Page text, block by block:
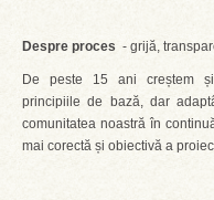
Despre proces - grijă,
De peste 15 ani creștem și
principiile de bază, dar
comunitatea noastră în
mai corectă și obiectivă a